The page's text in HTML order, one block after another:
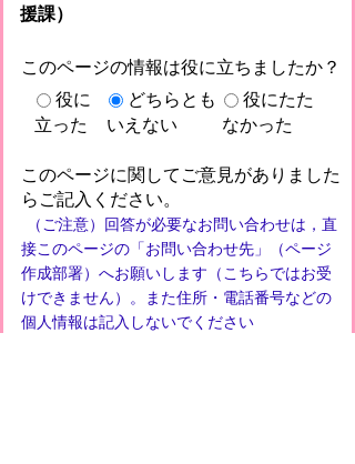
援課）
このページの情報は役に立ちましたか？
役に
立った
どちらとも
いえない
役にたた
なかった
このページに関してご意見がありました
らご記入ください。
（ご注意）回答が必要なお問い合わせは，直
接このページの「お問い合わせ先」（ページ
作成部署）へお願いします（こちらではお受
けできません）。また住所・電話番号などの
個人情報は記入しないでください